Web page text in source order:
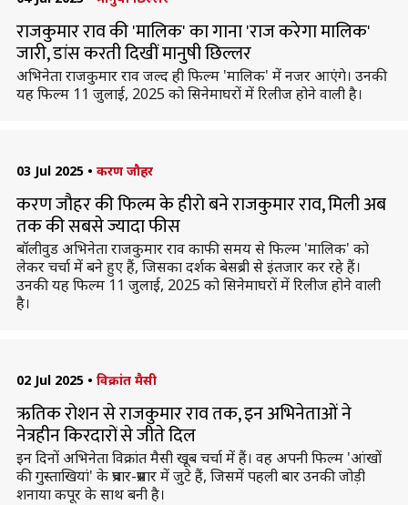
राजकुमार राव की 'मालिक' का गाना 'राज करेगा मालिक'
जारी, डांस करती दिखीं मानुषी छिल्लर
अभिनेता राजकुमार राव जल्द ही फिल्म 'मालिक' में नजर आएंगे। उनकी
यह फिल्म 11 जुलाई, 2025 को सिनेमाघरों में रिलीज होने वाली है।
03 Jul 2025 • करण जौहर
करण जौहर की फिल्म के हीरो बने राजकुमार राव, मिली अब
तक की सबसे ज्यादा फीस
बॉलीवुड अभिनेता राजकुमार राव काफी समय से फिल्म 'मालिक' को
लेकर चर्चा में बने हुए हैं, जिसका दर्शक बेसब्री से इंतजार कर रहे हैं।
उनकी यह फिल्म 11 जुलाई, 2025 को सिनेमाघरों में रिलीज होने वाली
है।
02 Jul 2025 • विक्रांत मैसी
ऋतिक रोशन से राजकुमार राव तक, इन अभिनेताओं ने
नेत्रहीन किरदारों से जीते दिल
इन दिनों अभिनेता विक्रांत मैसी खूब चर्चा में हैं। वह अपनी फिल्म 'आंखों
की गुस्ताखियां' के प्रचार-प्रसार में जुटे हैं, जिसमें पहली बार उनकी जोड़ी
शनाया कपूर के साथ बनी है।